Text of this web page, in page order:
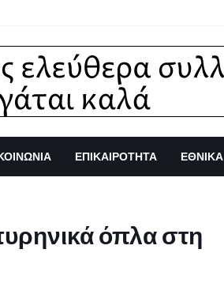
ΕΠΙΚΑΙΡΟΤΗΤΑ ΕΘΝΙΚΑ
όπλα στη